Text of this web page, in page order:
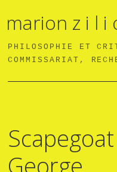
marion z i l i
PHILOSOPHIE ET
COMMISSARIAT,
George